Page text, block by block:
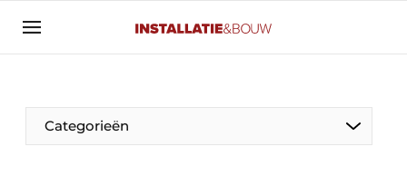
Aanmelden
Banner overzicht
BedrijvenAanmeldenBedankt voor de aanmelding
Categorieën